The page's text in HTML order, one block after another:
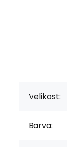
Velikost:
Barva: